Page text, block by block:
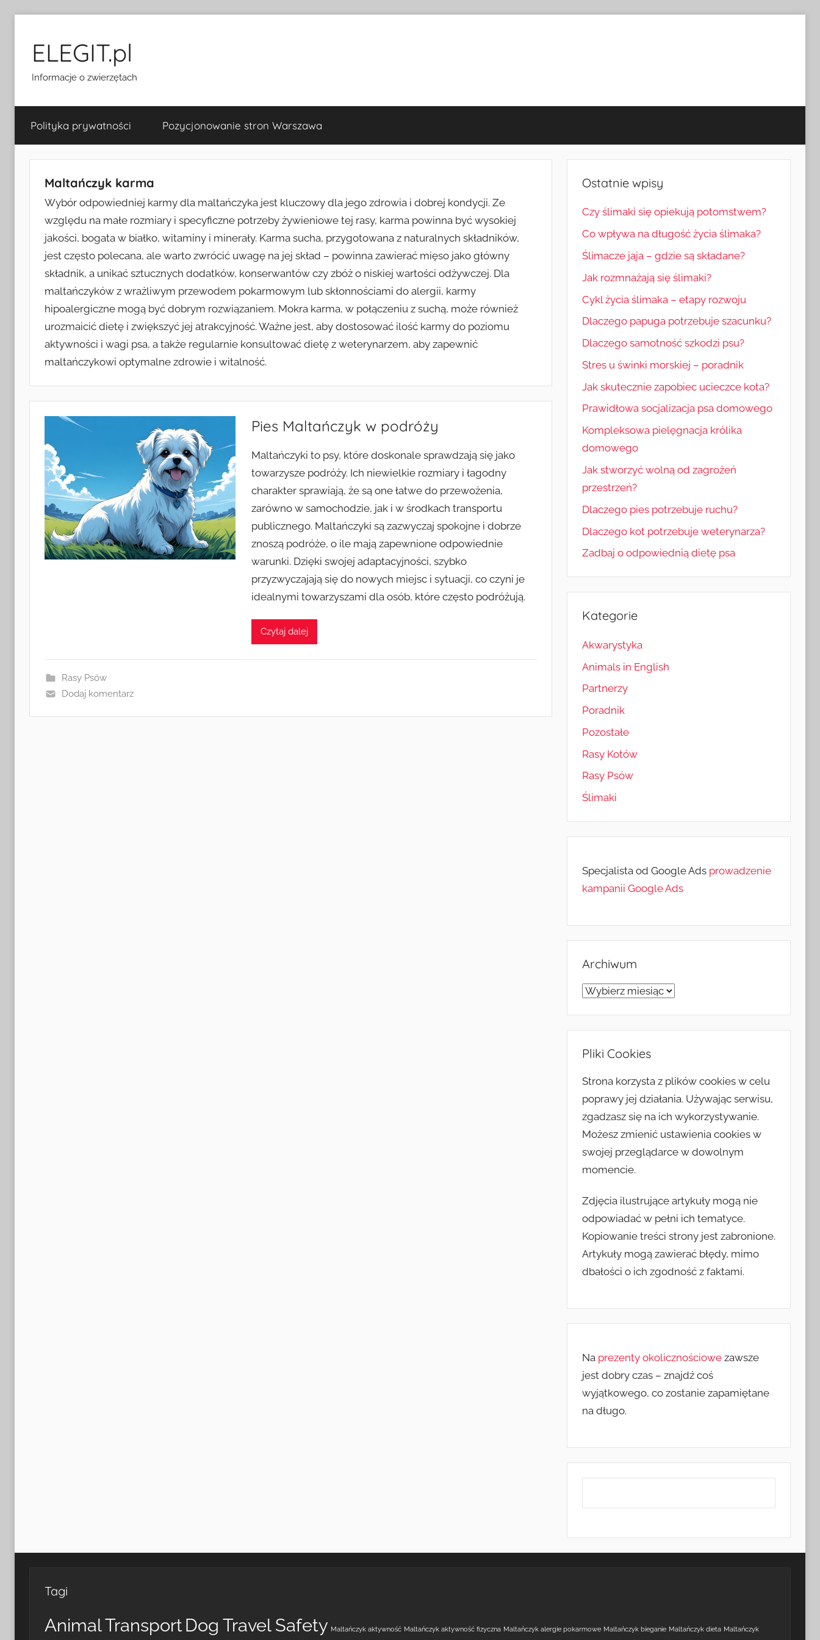
treściELEGIT.pl
Informacje o zwierzętach
Polityka prywatności Pozycjonowanie stron Warszawa
Maltańczyk karma
Wybór odpowiedniej karmy dla maltańczyka jest kluczowy dla jego zdrowia i dobrej kondycji. Ze
względu na małe rozmiary i specyficzne potrzeby żywieniowe tej rasy, karma powinna być wysokiej
jakości, bogata w białko, witaminy i minerały. Karma sucha, przygotowana z naturalnych składników,
jest często polecana, ale warto zwrócić uwagę na jej skład – powinna zawierać mięso jako główny
składnik, a unikać sztucznych dodatków, konserwantów czy zbóż o niskiej wartości odżywczej. Dla
maltańczyków z wrażliwym przewodem pokarmowym lub skłonnościami do alergii, karmy
hipoalergiczne mogą być dobrym rozwiązaniem. Mokra karma, w połączeniu z suchą, może również
urozmaicić dietę i zwiększyć jej atrakcyjność. Ważne jest, aby dostosować ilość karmy do poziomu
aktywności i wagi psa, a także regularnie konsultować dietę z weterynarzem, aby zapewnić
maltańczykowi optymalne zdrowie i witalność.
Pies Maltańczyk w podróży
Maltańczyki to psy, które doskonale sprawdzają się jako
towarzysze podróży. Ich niewielkie rozmiary i łagodny
charakter sprawiają, że są one łatwe do przewożenia,
zarówno w samochodzie, jak i w środkach transportu
publicznego. Maltańczyki są zazwyczaj spokojne i dobrze
znoszą podróże, o ile mają zapewnione odpowiednie
warunki. Dzięki swojej adaptacyjności, szybko
przyzwyczajają się do nowych miejsc i sytuacji, co czyni je
idealnymi towarzyszami dla osób, które często podróżują.
Czytaj dalej
Rasy Psów
Dodaj komentarz
Ostatnie wpisy
Czy ślimaki się opiekują potomstwem?
Co wpływa na długość życia ślimaka?
Ślimacze jaja – gdzie są składane?
Jak rozmnażają się ślimaki?
Cykl życia ślimaka – etapy rozwoju
Dlaczego papuga potrzebuje szacunku?
Dlaczego samotność szkodzi psu?
Stres u świnki morskiej – poradnik
Jak skutecznie zapobiec ucieczce kota?
Prawidłowa socjalizacja psa domowego
Kompleksowa pielęgnacja królika
domowego
Jak stworzyć wolną od zagrożeń
przestrzeń?
Dlaczego pies potrzebuje ruchu?
Dlaczego kot potrzebuje weterynarza?
Zadbaj o odpowiednią dietę psa
Kategorie
Akwarystyka
Animals in English
Partnerzy
Poradnik
Pozostałe
Rasy Kotów
Rasy Psów
Ślimaki
Specjalista od Google Ads prowadzenie
kampanii Google Ads
Archiwum
Archiwum
Pliki Cookies
Strona korzysta z plików cookies w celu
poprawy jej działania. Używając serwisu,
zgadzasz się na ich wykorzystywanie.
Możesz zmienić ustawienia cookies w
swojej przeglądarce w dowolnym
momencie.
Zdjęcia ilustrujące artykuły mogą nie
odpowiadać w pełni ich tematyce.
Kopiowanie treści strony jest zabronione.
Artykuły mogą zawierać błędy, mimo
dbałości o ich zgodność z faktami.
Na prezenty okolicznościowezawsze
jest dobry czas – znajdź coś
wyjątkowego, co zostanie zapamiętane
na długo.
Tagi
Animal TransportDog Travel Safety Maltańczyk aktywność Maltańczyk aktywność fizyczna Maltańczyk alergie pokarmowe Maltańczyk bieganie Maltańczyk dieta Maltańczyk